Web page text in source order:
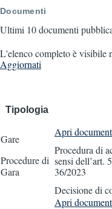
Documenti
Ultimi 10 documenti
L'elenco completo è visibile
Aggiornati
Tipologia
Gare
Procedure di
Gara
Apri
Procedura di
sensi dell’art.
36/2023
Decisione di
Apri